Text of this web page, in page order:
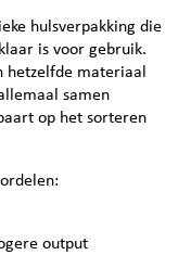
hulsverpakking die
is voor gebruik.
hetzelfde materiaal
samen
op het sorteren
output